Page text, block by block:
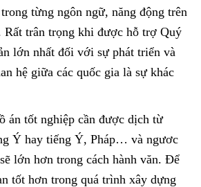
từng ngôn ngữ, năng động trên
Rất trân trọng khi được hỗ trợ Quý
lớn nhất đối với sự phát triển và
hệ giữa các quốc gia là sự khác
án tốt nghiệp cần được dịch từ
Ý hay tiếng Ý, Pháp… và ngươc
lớn hơn trong cách hành văn. Để
tốt hơn trong quá trình xây dựng